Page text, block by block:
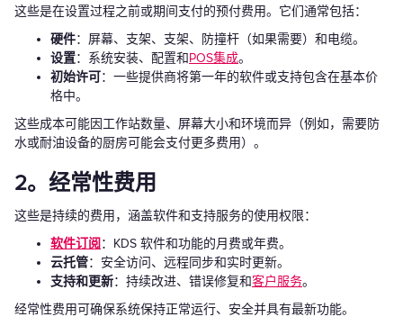
这些是在设置过程之前或期间支付的预付费用。它们通常包括：
硬件：屏幕、支架、支架、防撞杆（如果需要）和电缆。
设置：系统安装、配置和POS集成。
初始许可：一些提供商将第一年的软件或支持包含在基本价
格中。
这些成本可能因工作站数量、屏幕大小和环境而异（例如，需要防
水或耐油设备的厨房可能会支付更多费用）。
2。经常性费用
这些是持续的费用，涵盖软件和支持服务的使用权限：
软件订阅 ：KDS 软件和功能的月费或年费。
云托管：安全访问、远程同步和实时更新。
支持和更新：持续改进、错误修复和客户服务。
经常性费用可确保系统保持正常运行、安全并具有最新功能。